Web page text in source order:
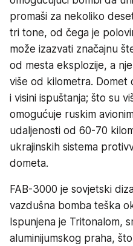
promaši za nekoliko
tri tone, od čega je
može izazvati značajnu
od mesta eksplozije, a
više od kilometra. Domet
i visini ispuštanja; što su
omogućuje ruskim
udaljenosti od 60-70
ukrajinskih sistema
dometa.
FAB-3000 je sovjetski
vazdušna bomba teška
Ispunjena je Tritonalom,
aluminijumskog praha,